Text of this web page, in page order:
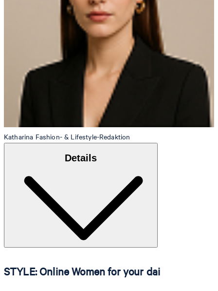
Katharina Fashion- & Lifestyle-Redaktion
Details
STYLE: Online Women for your dai